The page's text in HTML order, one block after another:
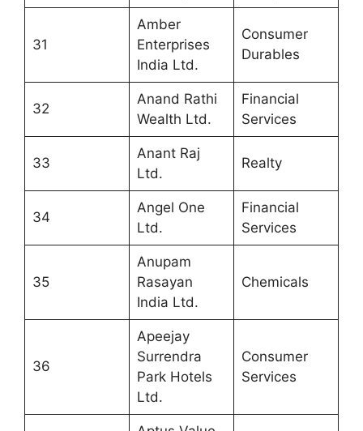
31
Amber
Enterprises
India Ltd.
Consumer
Durables
32
Anand Rathi
Wealth Ltd.
Financial
Services
33
Anant Raj
Ltd.
Realty
34
Angel One
Ltd.
Financial
Services
35
Anupam
Rasayan
India Ltd.
Chemicals
36
Apeejay
Surrendra
Park Hotels
Ltd.
Consumer
Services